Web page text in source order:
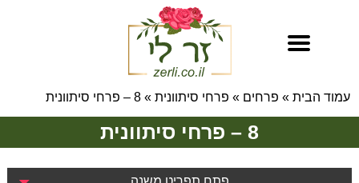
עמוד הבית » פרחים » פרחי סיתוונית » 8 – פרחי סיתוונית
8 – פרחי סיתוונית